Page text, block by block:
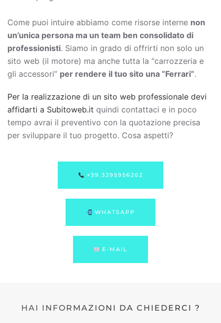
Come puoi intuire abbiamo come risorse interne non
un’unica persona ma un team ben consolidato di
professionisti. Siamo in grado di offrirti non solo un
sito web (il motore) ma anche tutta la “carrozzeria e
gli accessori” per rendere il tuo sito una “Ferrari”.
Per la realizzazione di un sito web professionale devi
affidarti a Subitoweb.it quindi contattaci e in poco
tempo avrai il preventivo con la quotazione precisa
per sviluppare il tuo progetto. Cosa aspetti?
+39.3395956262
WHATSAPP
E-MAIL
HAI INFORMAZIONI DA CHIEDERCI ?